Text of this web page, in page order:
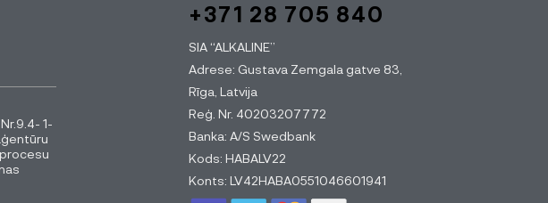
1-
+371 28 705 840
SIA “ALKALINE”
Adrese: Gustava Zemgala gatve 83,
Rīga, Latvija
Reģ. Nr. 40203207772
Banka: A/S Swedbank
Kods: HABALV22
Konts: LV42HABA0551046601941